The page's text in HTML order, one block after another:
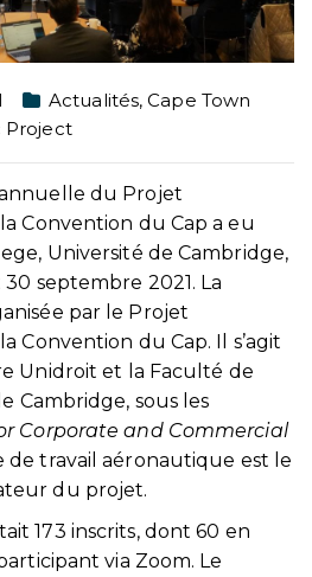
Actualités,Cape Town
Project
du Projet
Convention du Cap a eu
Université de Cambridge,
septembre 2021. La
par le Projet
Convention du Cap. Il s’agit
Unidroit et la Faculté de
Cambridge, sous les
Corporate and Commercial
de travail aéronautique est le
du projet.
173 inscrits, dont 60 en
via Zoom. Le